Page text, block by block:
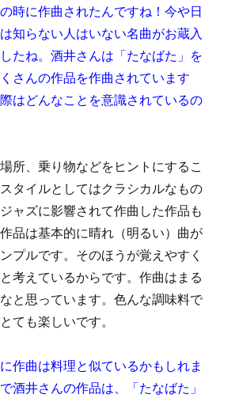
に作曲されたんですね！今や日
知らない人はいない名曲がお蔵入
たね。酒井さんは「たなばた」を
さんの作品を作曲されています
はどんなことを意識されているの
所、乗り物などをヒントにするこ
タイルとしてはクラシカルなもの
ャズに影響されて作曲した作品も
品は基本的に晴れ（明るい）曲が
プルです。そのほうが覚えやすく
考えているからです。作曲はまる
と思っています。色んな調味料で
ても楽しいです。
曲は料理と似ているかもしれま
酒井さんの作品は、「たなばた」